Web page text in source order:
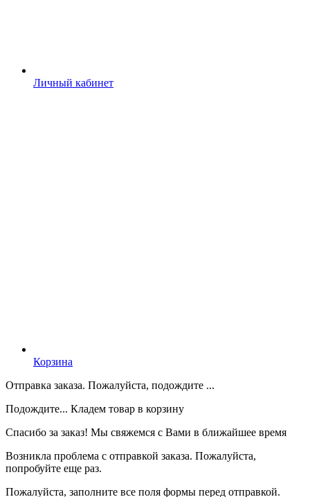
Личный кабинет
Корзина
Отправка заказа. Пожалуйста, подождите ...
Подождите... Кладем товар в корзину
Спасибо за заказ! Мы свяжемся с Вами в ближайшее время
Возникла проблема с отправкой заказа. Пожалуйста,
попробуйте еще раз.
Пожалуйста, заполните все поля формы перед отправкой.